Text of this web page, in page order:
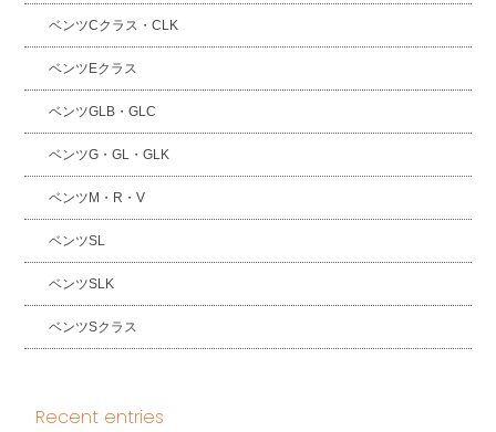
ベンツCクラス・CLK
ベンツEクラス
ベンツGLB・GLC
ベンツG・GL・GLK
ベンツM・R・V
ベンツSL
ベンツSLK
ベンツSクラス
Recent entries